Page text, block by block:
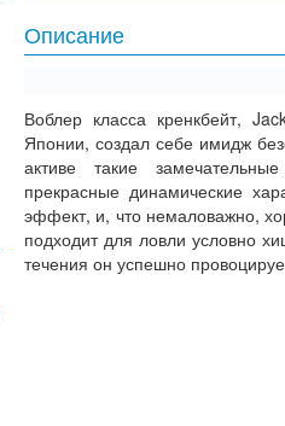
Описание
Воблер класса кренкбейт,
Японии, создал себе имидж
активе такие
прекрасные динамические
эффект, и, что немаловажно,
подходит для ловли условно
течения он успешно